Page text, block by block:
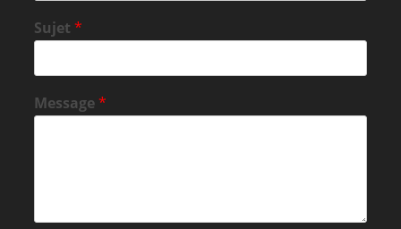
Sujet*
Message*